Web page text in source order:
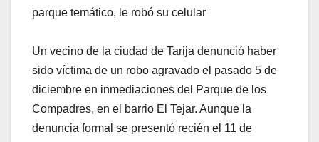
parque temático, le robó su celular
Un vecino de la ciudad de Tarija denunció haber
sido víctima de un robo agravado el pasado 5 de
diciembre en inmediaciones del Parque de los
Compadres, en el barrio El Tejar. Aunque la
denuncia formal se presentó recién el 11 de